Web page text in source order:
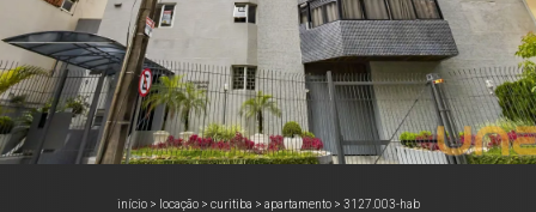
início> locação> curitiba > apartamento> 3127.003-hab